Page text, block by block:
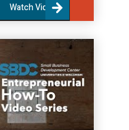
Watch Video